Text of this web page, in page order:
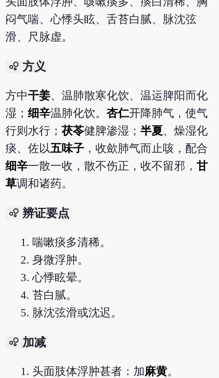
闷气喘、心悸头眩、舌苔白腻、脉沈弦
滑、尺脉虚。
bubble_chart 方义
方中干姜、温肺散寒化饮、温运脾阳而化
湿；细辛温肺化饮。杏仁开降肺气，使气
行则水行；茯苓健脾渗湿；半夏、燥湿化
痰、佐以五味子 ，收歛肺气而止咳，配合
细辛一散一收，散不伤正，收不留邪，甘
草调和诸药。
bubble_chart 辨证要点
喘嗽痰多清稀。
身微浮肿。
心悸眩晕。
苔白腻。
脉沈弦滑或沈迟。
bubble_chart 加减
头面肢体浮肿甚者：加麻黄。